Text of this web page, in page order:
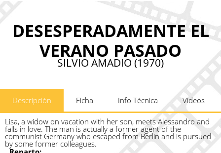
DESESPERADAMENTE EL
VERANO PASADO
SILVIO AMADIO (1970)
Descripción Ficha Info Técnica Vídeos
Lisa, a widow on vacation with her son, meets Alessandro and
falls in love. The man is actually a former agent of the
communist Germany who escaped from Berlin and is pursued
by some former colleagues.